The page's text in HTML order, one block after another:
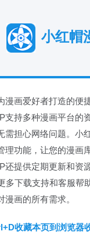
小红帽
漫画爱好者打造的便
支持多种漫画平台
需担心网络问题。小
理功能，让您的漫画
还提供定期更新和资
多下载支持和客服
画的所有需求。
收藏本页到浏览器